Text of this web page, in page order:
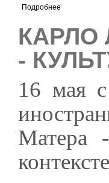
Подробнее
КАРЛО
-
16 мая
Матера